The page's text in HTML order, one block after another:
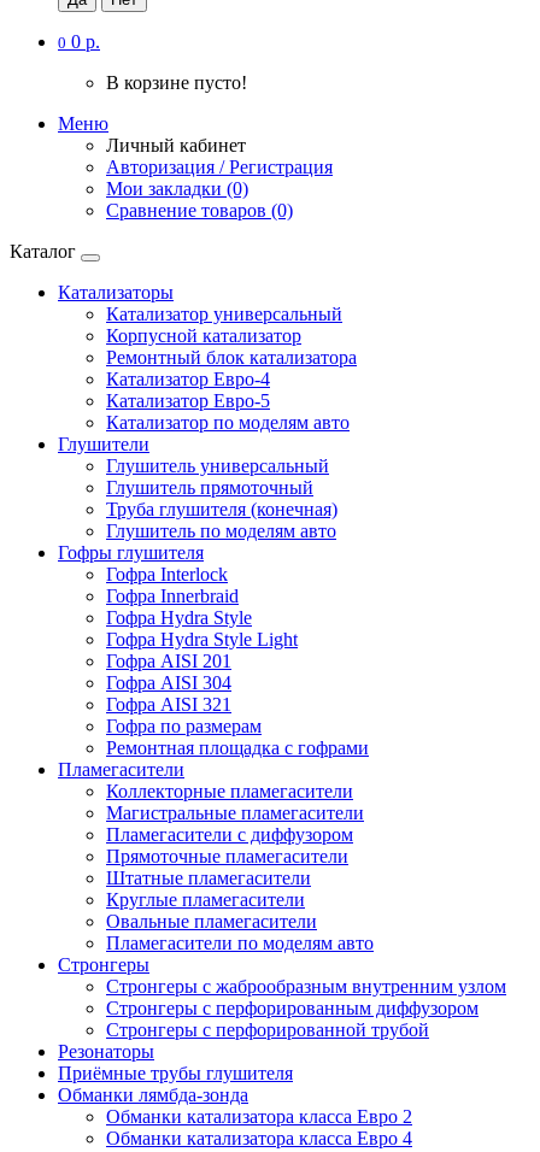
0 0 р.
В корзине пусто!
Меню
Личный кабинет
Авторизация / Регистрация
Мои закладки (0)
Сравнение товаров (0)
Каталог
Катализаторы
Катализатор универсальный
Корпусной катализатор
Ремонтный блок катализатора
Катализатор Евро-4
Катализатор Евро-5
Катализатор по моделям авто
Глушители
Глушитель универсальный
Глушитель прямоточный
Труба глушителя (конечная)
Глушитель по моделям авто
Гофры глушителя
Гофра Interlock
Гофра Innerbraid
Гофра Hydra Style
Гофра Hydra Style Light
Гофра AISI 201
Гофра AISI 304
Гофра AISI 321
Гофра по размерам
Ремонтная площадка с гофрами
Пламегасители
Коллекторные пламегасители
Магистральные пламегасители
Пламегасители с диффузором
Прямоточные пламегасители
Штатные пламегасители
Круглые пламегасители
Овальные пламегасители
Пламегасители по моделям авто
Стронгеры
Стронгеры с жаброобразным внутренним узлом
Стронгеры с перфорированным диффузором
Стронгеры с перфорированной трубой
Резонаторы
Приёмные трубы глушителя
Обманки лямбда-зонда
Обманки катализатора класса Евро 2
Обманки катализатора класса Евро 4